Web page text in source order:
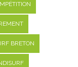
BRETON